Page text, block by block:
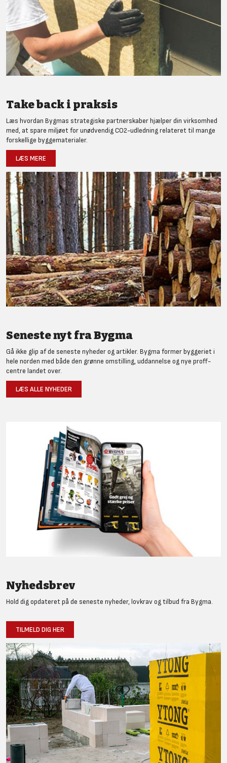
Take back i praksis
Læs hvordan Bygmas strategiske partnerskaber hjælper din virksomhed
med, at spare miljøet for unødvendig CO2-udledning relateret til mange
forskellige byggematerialer.
LÆS MERE
Seneste nyt fra Bygma
Gå ikke glip af de seneste nyheder og artikler. Bygma former byggeriet i
hele norden med både den grønne omstilling, uddannelse og nye proff-
centre landet over.
LÆS ALLE NYHEDER
Nyhedsbrev
Hold dig opdateret på de seneste nyheder, lovkrav og tilbud fra Bygma.
TILMELD DIG HER